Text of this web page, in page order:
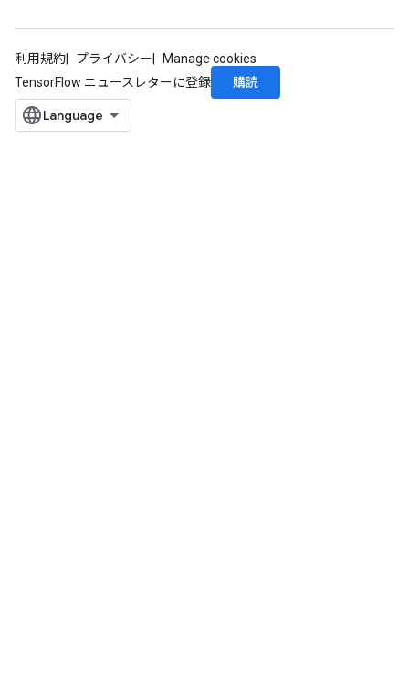
利用規約 プライバシー
Manage cookies
TensorFlow ニュースレターに登録
購読